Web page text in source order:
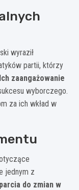
wyraził
partii, którzy
Ich zaangażowanie
wyborczego.
za ich wkład w
jednym z
do zmian w